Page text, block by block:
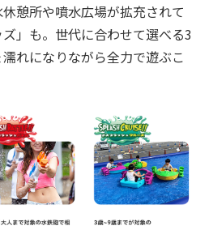
憩所や噴水広場が拡充されて
」も。世代に合わせて選べる3
れになりながら全力で遊ぶこ